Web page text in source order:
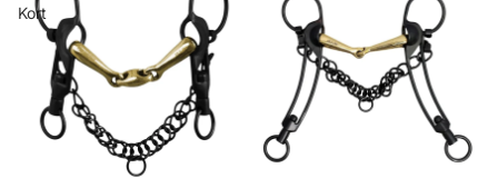
Kort